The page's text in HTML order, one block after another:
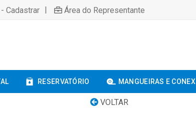
Cadastrar | Área do Representante
RESERVATÓRIO MANGUEIRAS E
VOLTAR